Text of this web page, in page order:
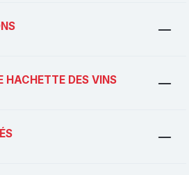
HACHETTE DES VINS